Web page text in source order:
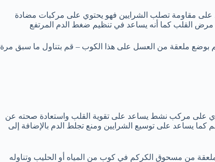
على مقاومة تصلب الشرايين فهو يحتوي على مركبات مضادة
القلب كما أنه يساعد في تنظيم ضغط الدم المرتفع
بوضع ملعقة من العسل على هذا الكوب – قم بتناول ما سبق مرة
على مركب نشط يساعد على تقوية القلب واستعادة صحته عن
يساعد على توسيع الشرايين ومنع تجلط الدم بالإضافة إلى
من مسحوق الكركم في كوب من المياه أو الحليب وتناوله